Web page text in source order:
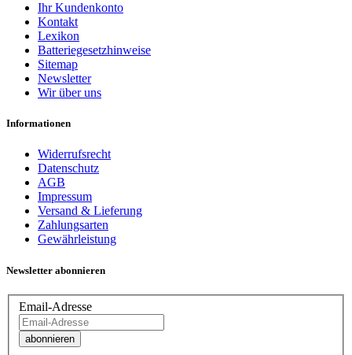
Ihr Kundenkonto
Kontakt
Lexikon
Batteriegesetzhinweise
Sitemap
Newsletter
Wir über uns
Informationen
Widerrufsrecht
Datenschutz
AGB
Impressum
Versand & Lieferung
Zahlungsarten
Gewährleistung
Newsletter abonnieren
Email-Adresse
abonnieren